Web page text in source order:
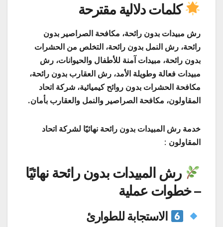
كلمات دلالية مقترحة
رش مبيدات بدون رائحة، مكافحة الصراصير بدون
رائحة، رش النمل بدون رائحة، التخلص من الحشرات
بدون رائحة، مبيدات آمنة للأطفال والحيوانات، رش
مبيدات فعالة وطويلة الأمد، رش العقارب بدون رائحة،
مكافحة الحشرات بدون روائح كيميائية، شركة اتحاد
المقاولون، مكافحة الصراصير والنمل والعقارب بأمان.
خدمة رش المبيدات بدون رائحة نهائيًا لشركة اتحاد
المقاولون :
رش المبيدات بدون رائحة نهائيًا
– خطوات عملية
الاستجابة للطوارئ